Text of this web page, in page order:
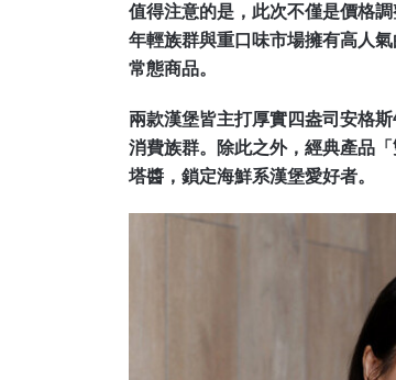
值得注意的是，此次不僅是價格
年輕族群與重口味市場擁有高人
常態商品。
兩款漢堡皆主打厚實四盎司安格
消費族群。除此之外，經典產品
塔醬，鎖定海鮮系漢堡愛好者。